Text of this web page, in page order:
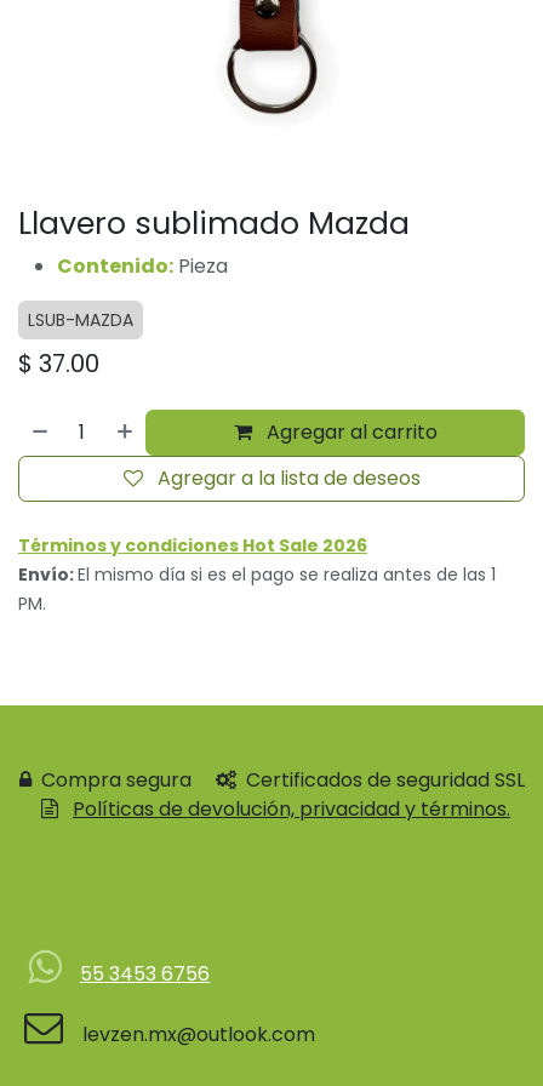
Llavero sublimado Mazda
Contenido: Pieza
LSUB-MAZDA
$ 37.00
Agregar al carrito
Agregar a la lista de deseos
Términos y condiciones Hot Sale 2026
Envío:El mismo día si es el pago se realiza antes de las 1
PM.
Compra segura
Certificados de seguridad SSL
Políticas de devolución, privacidad y términos.
55 3453 6756
levzen.mx@outlook.com